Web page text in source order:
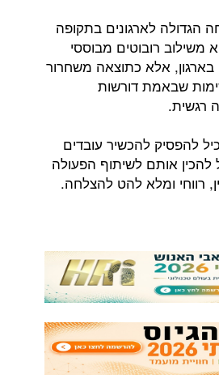
הגדולה לארגונים בתקופה
משילוב רובוטים מבוססי
אלא כתוצאה משחרור
שבאמת דורשות
רגשית.
להפסיק להכשיר עובדים
להכין אותם לשיתוף הפעולה
רווחי ומלא להט להצלחה.